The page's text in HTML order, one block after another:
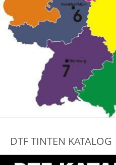
DTF TINTEN KATALOG